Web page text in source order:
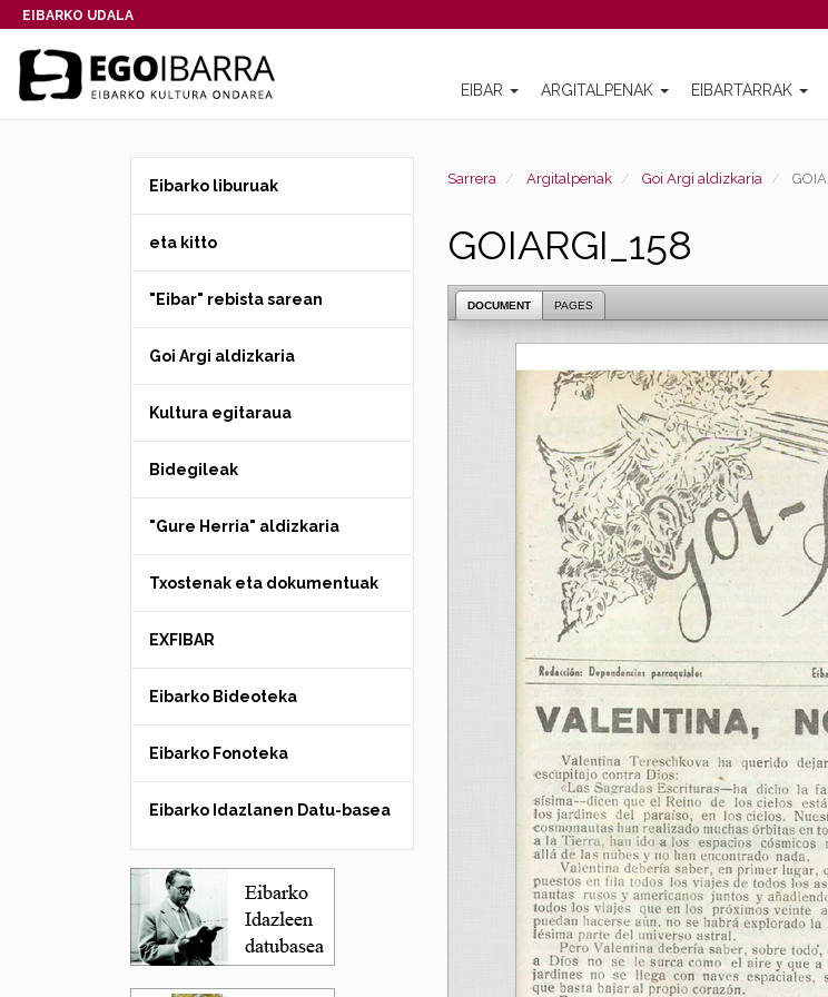
EIBARKO UDALA
EIBAR ARGITALPENAK EIBARTARRAK
Sarrera Argitalpenak Goi Argi aldizkaria
GOIARGI_158
DOCUMENT PAGES
Eibarko liburuak
eta kitto
"Eibar" rebista sarean
Goi Argi aldizkaria
Kultura egitaraua
Bidegileak
"Gure Herria" aldizkaria
Txostenak eta dokumentuak
EXFIBAR
Eibarko Bideoteka
Eibarko Fonoteka
Eibarko Idazlanen Datu-basea